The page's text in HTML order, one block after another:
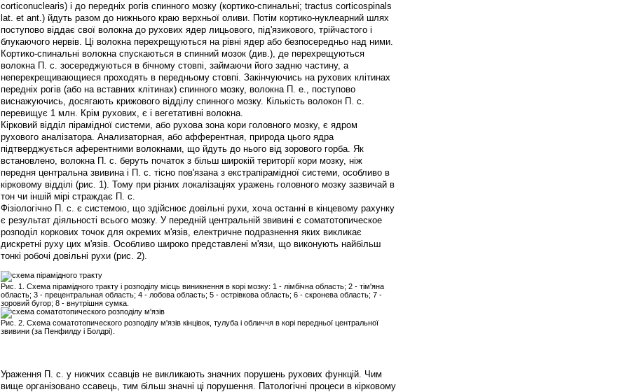
corticonuclearis) і до передніх рогів спинного мозку (кортико-спинальні; tractus corticospinals
lat. et ant.) йдуть разом до нижнього краю верхньої оливи. Потім кортико-нуклеарний шлях
поступово віддає свої волокна до рухових ядер лицьового, під'язикового, трійчастого і
блукаючого нервів. Ці волокна перехрещуються на рівні ядер або безпосередньо над ними.
Кортико-спинальні волокна спускаються в спинний мозок (див.), де перехрещуються
волокна П. с. зосереджуються в бічному стовпі, займаючи його задню частину, а
неперекрещивающиеся проходять в передньому стовпі. Закінчуючись на рухових клітинах
передніх рогів (або на вставних клітинах) спинного мозку, волокна П. е., поступово
виснажуючись, досягають крижового відділу спинного мозку. Кількість волокон П. с.
перевищує 1 млн. Крім рухових, є і вегетативні волокна.
Кірковий відділ пірамідної системи, або рухова зона кори головного мозку, є ядром
рухового аналізатора. Анализаторная, або афферентная, природа цього ядра
підтверджується аферентними волокнами, що йдуть до нього від зорового горба. Як
встановлено, волокна П. с. беруть початок з більш широкій території кори мозку, ніж
передня центральна звивина і П. с. тісно пов'язана з екстрапірамідної системи, особливо в
кірковому відділі (рис. 1). Тому при різних локалізаціях уражень головного мозку зазвичай в
тон чи іншій мірі страждає П. с.
Фізіологічно П. с. є системою, що здійснює довільні рухи, хоча останні в кінцевому рахунку
є результат діяльності всього мозку. У передній центральній звивині є соматотопическое
розподіл коркових точок для окремих м'язів, електричне подразнення яких викликає
дискретні руху цих м'язів. Особливо широко представлені м'язи, що виконують найбільш
тонкі робочі довільні рухи (рис. 2).
Рис. 1. Схема пірамідного тракту і розподілу місць виникнення в корі мозку: 1 - лімбічна область; 2 - тім'яна
область; 3 - прецентральная область; 4 - лобова область; 5 - острівкова область; 6 - скронева область; 7 -
зоровий бугор; 8 - внутрішня сумка.
Рис. 2. Схема соматотопического розподілу м'язів кінцівок, тулуба і обличчя в корі передньої центральної
звивини (за Пенфилду і Болдрі).
Ураження П. с. у нижчих ссавців не викликають значних порушень рухових функцій. Чим
вище організовано ссавець, тим більш значні ці порушення. Патологічні процеси в кірковому